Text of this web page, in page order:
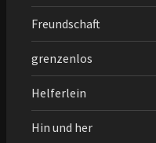
Freundschaft
grenzenlos
Helferlein
Hin und her